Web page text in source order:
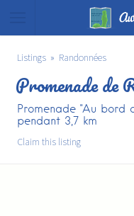
Listings Randonnées
Promenade de
Promenade "Au bord
pendant 3,7 km
Claim this listing